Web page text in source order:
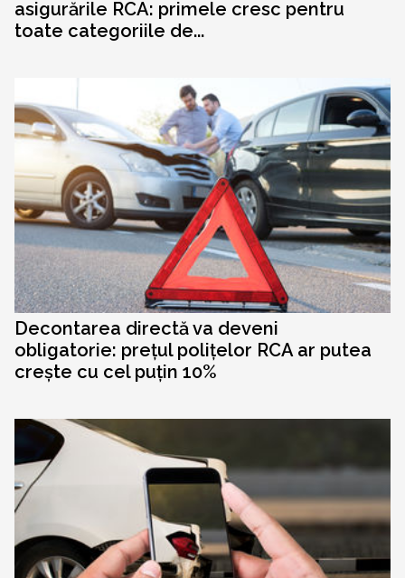
asigurările RCA: primele cresc pentru
toate categoriile de...
Decontarea directă va deveni
obligatorie: prețul polițelor RCA ar putea
crește cu cel puțin 10%